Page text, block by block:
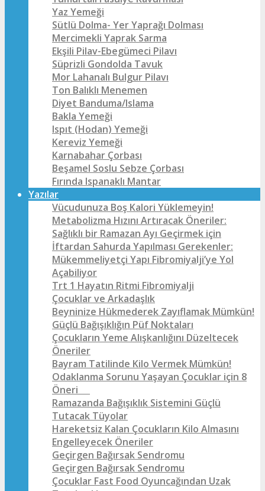
Yaz Yemeği
Sütlü Dolma- Yer Yaprağı Dolması
Mercimekli Yaprak Sarma
Ekşili Pilav-Ebegümeci Pilavı
Süprizli Gondolda Tavuk
Mor Lahanalı Bulgur Pilavı
Ton Balıklı Menemen
Diyet Banduma/Islama
Bakla Yemeği
Ispıt (Hodan) Yemeği
Kereviz Yemeği
Karnabahar Çorbası
Beşamel Soslu Sebze Çorbası
Fırında Ispanaklı Mantar
Yazılar
Vücudunuza Boş Kalori Yüklemeyin!
Metabolizma Hızını Artıracak Öneriler:
Sağlıklı bir Ramazan Ayı Geçirmek için
İftardan Sahurda Yapılması Gerekenler:
Mükemmeliyetçi Yapı Fibromiyalji’ye Yol
Açabiliyor
Trt 1 Hayatın Ritmi Fibromiyalji
Çocuklar ve Arkadaşlık
Beyninize Hükmederek Zayıflamak Mümkün!
Güçlü Bağışıklığın Püf Noktaları
Çocukların Yeme Alışkanlığını Düzeltecek
Öneriler
Bayram Tatilinde Kilo Vermek Mümkün!
Odaklanma Sorunu Yaşayan Çocuklar için 8
Öneri
Ramazanda Bağışıklık Sistemini Güçlü
Tutacak Tüyolar
Hareketsiz Kalan Çocukların Kilo Almasını
Engelleyecek Öneriler
Geçirgen Bağırsak Sendromu
Geçirgen Bağırsak Sendromu
Çocuklar Fast Food Oyuncağından Uzak